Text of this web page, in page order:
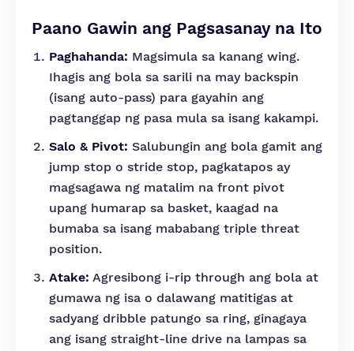
Paano Gawin ang Pagsasanay na Ito
Paghahanda: Magsimula sa kanang wing.
Ihagis ang bola sa sarili na may backspin
(isang auto-pass) para gayahin ang
pagtanggap ng pasa mula sa isang kakampi.
Salo & Pivot: Salubungin ang bola gamit ang
jump stop o stride stop, pagkatapos ay
magsagawa ng matalim na front pivot
upang humarap sa basket, kaagad na
bumaba sa isang mababang triple threat
position.
Atake: Agresibong i-rip through ang bola at
gumawa ng isa o dalawang matitigas at
sadyang dribble patungo sa ring, ginagaya
ang isang straight-line drive na lampas sa